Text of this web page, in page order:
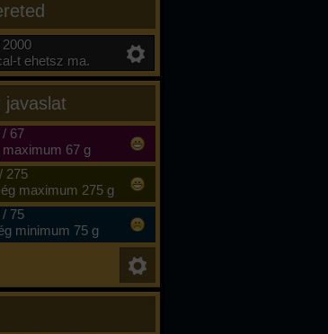
2000
t ehetsz ma.
javaslat
67
67 g
275
maximum 275 g
75
minimum 75 g